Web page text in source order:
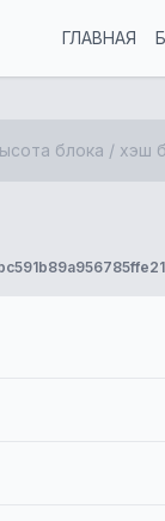
ГЛАВНАЯ